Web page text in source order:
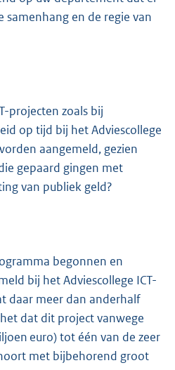
en de regie van
projecten zoals bij
op tijd bij het Adviescollege
aangemeld, gezien
gepaard gingen met
van publiek geld?
begonnen en
bij het Adviescollege ICT-
daar meer dan anderhalf
dat dit project vanwege
euro) tot één van de zeer
met bijbehorend groot